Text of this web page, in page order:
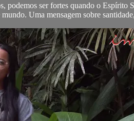
podemos ser fortes quando o
Uma mensagem sobre